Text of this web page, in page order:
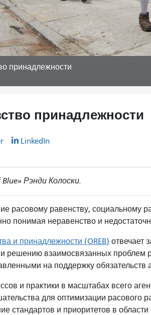
принадлежности
принадлежности
LinkedIn
Рэнди Колоски.
расовому равенству, социальному
понимая неравенство и
и принадлежности (OREB) отвечает
решению взаимосвязанных проблем
на поддержку обязательств
и практики в масштабах всего
для оптимизации расового
стандартов и приоритетов в